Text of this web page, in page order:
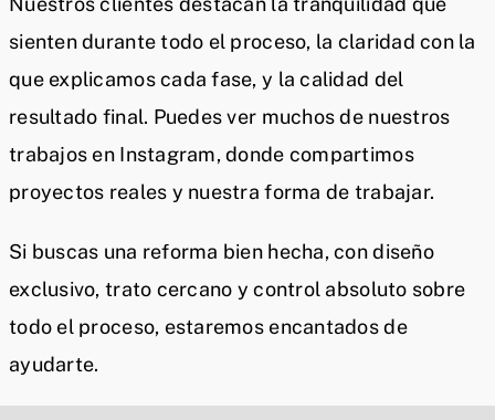
sienten durante todo el proceso, la claridad con la
que explicamos cada fase, y la calidad del
resultado final. Puedes ver muchos de nuestros
trabajos en Instagram, donde compartimos
proyectos reales y nuestra forma de trabajar.
Si buscas una reforma bien hecha, con diseño
exclusivo, trato cercano y control absoluto sobre
todo el proceso, estaremos encantados de
ayudarte.